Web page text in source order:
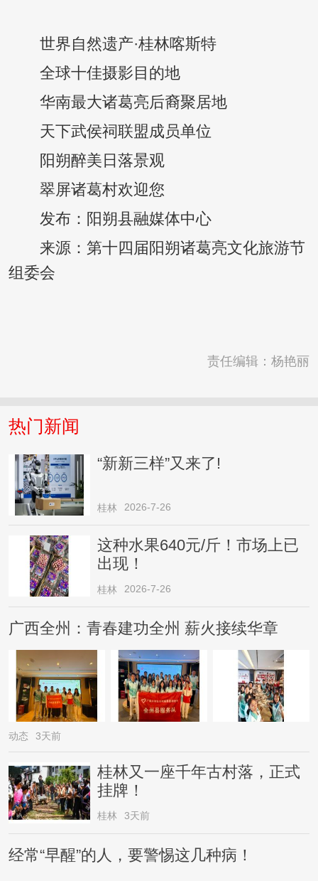
世界自然遗产·桂林喀斯特
全球十佳摄影目的地
华南最大诸葛亮后裔聚居地
天下武侯祠联盟成员单位
阳朔醉美日落景观
翠屏诸葛村欢迎您
发布：阳朔县融媒体中心
来源：第十四届阳朔诸葛亮文化旅游节
组委会
责任编辑：杨艳丽
热门新闻
“新新三样”又来了!
桂林 2026-7-26
这种水果640元/斤！市场上已
出现！
桂林 2026-7-26
广西全州：青春建功全州 薪火接续华章
动态 3天前
桂林又一座千年古村落，正式
挂牌！
桂林 3天前
经常“早醒”的人，要警惕这几种病！